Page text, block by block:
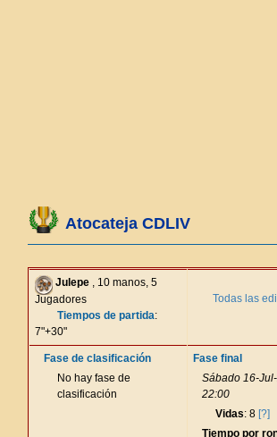
Atocateja CDLIV
Julepe , 10 manos, 5
Jugadores
Tiempos de partida:
7"+30"
Todas las
Fase de clasificación
No hay fase de
clasificación
Fase final
Sábado 16-
22:00
Vidas: 8 [?]
Tiempo por